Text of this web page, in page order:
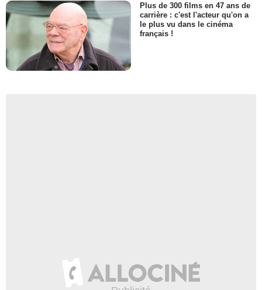
Plus de 300 films en 47 ans de
carrière : c'est l'acteur qu'on a
le plus vu dans le cinéma
français !